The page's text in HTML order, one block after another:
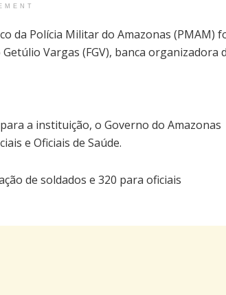
da Polícia Militar do Amazonas (PMAM)
Vargas (FGV), banca organizadora
a instituição, o Governo do Amazonas
e Oficiais de Saúde.
de soldados e 320 para oficiais